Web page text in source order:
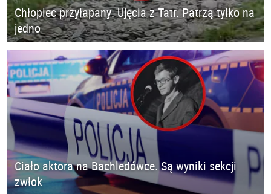
Chłopiec przyłapany. Ujęcia z Tatr. Patrzą tylko na
jedno
Ciało aktora na Bachledówce. Są wyniki sekcji
zwłok